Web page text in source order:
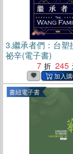
3.繼承者們：台塑
祕辛(電子書)
7
245
書紐電子書